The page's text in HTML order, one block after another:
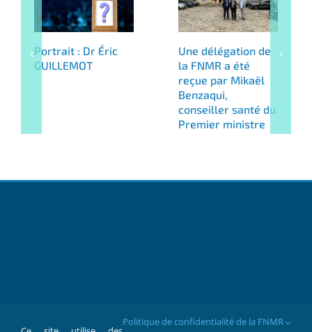
Portrait : Dr Éric
GUILLEMOT
Une délégation de
la FNMR a été
reçue par Mikaël
Benzaqui,
conseiller santé du
Premier ministre
Politique de confidentialité de la FNMR